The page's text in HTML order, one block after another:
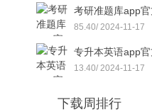
考研准题库app官
85.40/ 2024-11-17
专升本英语app官
13.40/ 2024-11-17
下载周排行